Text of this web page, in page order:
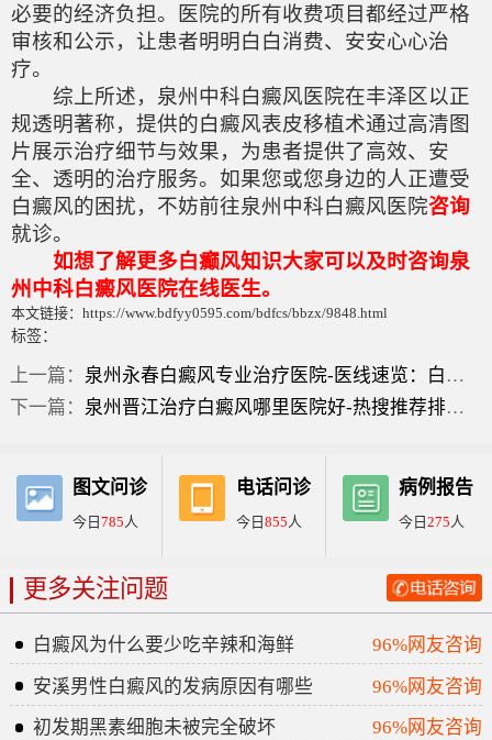
必要的经济负担。医院的所有收费项目都经过严格
审核和公示，让患者明明白白消费、安安心心治
疗。
综上所述，泉州中科白癜风医院在丰泽区以正
规透明著称，提供的白癜风表皮移植术通过高清图
片展示治疗细节与效果，为患者提供了高效、安
全、透明的治疗服务。如果您或您身边的人正遭受
白癜风的困扰，不妨前往泉州中科白癜风医院咨询
就诊。
如想了解更多白癫风知识大家可以及时咨询泉
州中科白癜风医院在线医生。
本文链接：https://www.bdfyy0595.com/bdfcs/bbzx/9848.html
标签：
上一篇： 泉州永春白癜风专业治疗医院-医线速览：白癜风黑色素种植效果？
下一篇： 泉州晋江治疗白癜风哪里医院好-热搜推荐排行榜单：白癜风黑色素移植后多久能恢复？
图文问诊
今日785人
电话问诊
今日 855人
病例报告
今日275人
更多关注问题
白癜风为什么要少吃辛辣和海鲜
96%网友咨询
安溪男性白癜风的发病原因有哪些
96%网友咨询
初发期黑素细胞未被完全破坏
96%网友咨询